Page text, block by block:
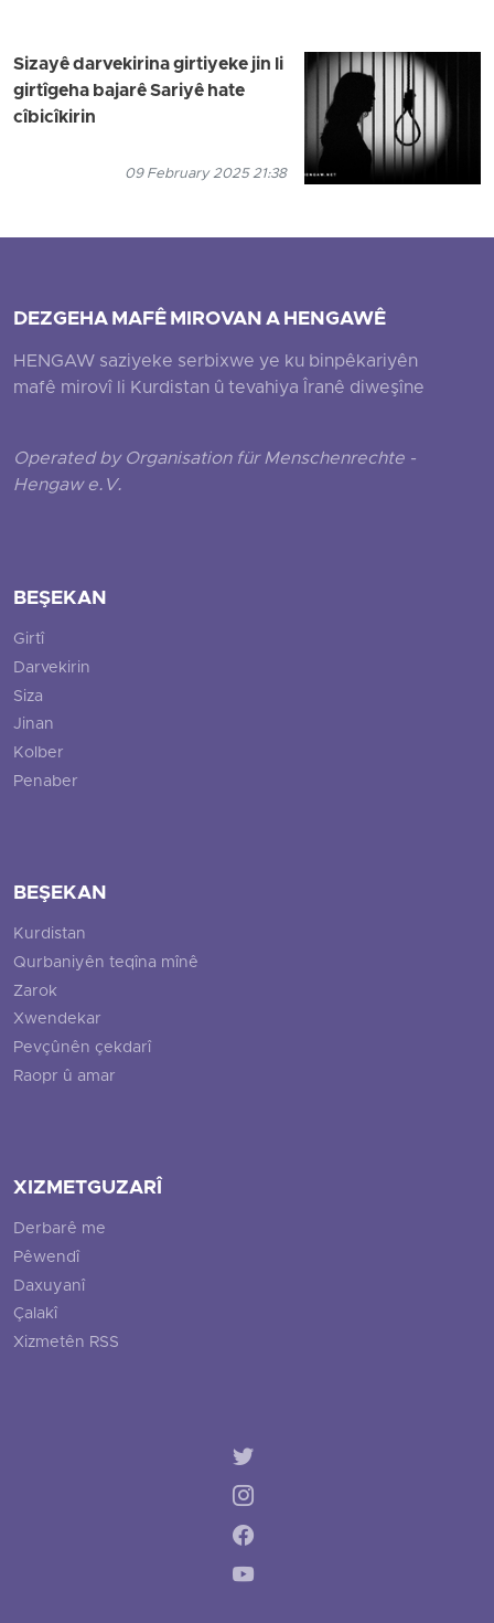
Sizayê darvekirina girtiyeke jin li
girtîgeha bajarê Sariyê hate
cîbicîkirin
09 February 2025 21:38
DEZGEHA MAFÊ MIROVAN A HENGAWÊ
HENGAW saziyeke serbixwe ye ku binpêkariyên
mafê mirovî li Kurdistan û tevahiya Îranê diweşîne
Operated by Organisation für Menschenrechte -
Hengaw e.V.
BEŞEKAN
Girtî
Darvekirin
Siza
Jinan
Kolber
Penaber
BEŞEKAN
Kurdistan
Qurbaniyên teqîna mînê
Zarok
Xwendekar
Pevçûnên çekdarî
Raopr û amar
XIZMETGUZARÎ
Derbarê me
Pêwendî
Daxuyanî
Çalakî
Xizmetên RSS